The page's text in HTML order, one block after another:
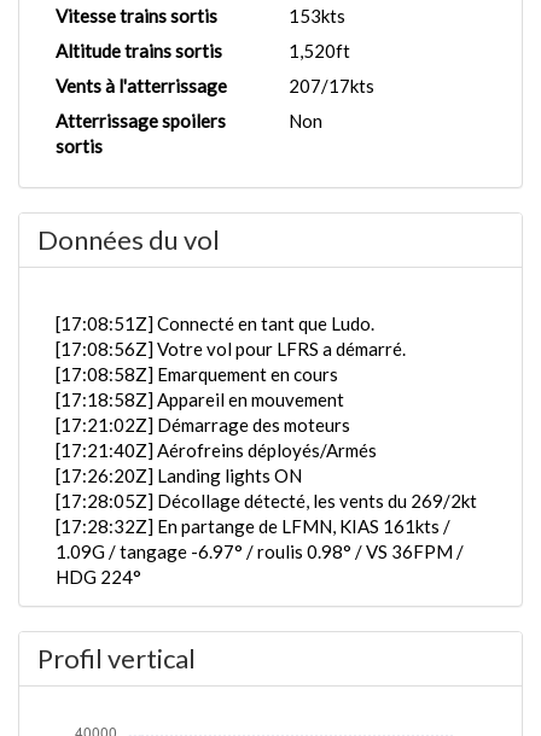
Vitesse trains sortis
153kts
Altitude trains sortis
1,520ft
Vents à l'atterrissage
207/17kts
Atterrissage spoilers
sortis
Non
Données du vol
[17:08:51Z] Connecté en tant que Ludo.
[17:08:56Z] Votre vol pour LFRS a démarré.
[17:08:58Z] Emarquement en cours
[17:18:58Z] Appareil en mouvement
[17:21:02Z] Démarrage des moteurs
[17:21:40Z] Aérofreins déployés/Armés
[17:26:20Z] Landing lights ON
[17:28:05Z] Décollage détecté, les vents du 269/2kt
[17:28:32Z] En partange de LFMN, KIAS 161kts /
1.09G / tangage -6.97° / roulis 0.98° / VS 36FPM /
HDG 224°
[17:28:40Z] L'appareil à 210ft / KIAS 172kts / GS
173kts / HDG 225° / TAT 13° / WIND 283/2kt
[17:28:43Z] trains rentrés / KIAS 171kts / GS 171kts
167kts / VS 2771FPM / ALT 890ft / PITCH -15.98° /
Profil vertical